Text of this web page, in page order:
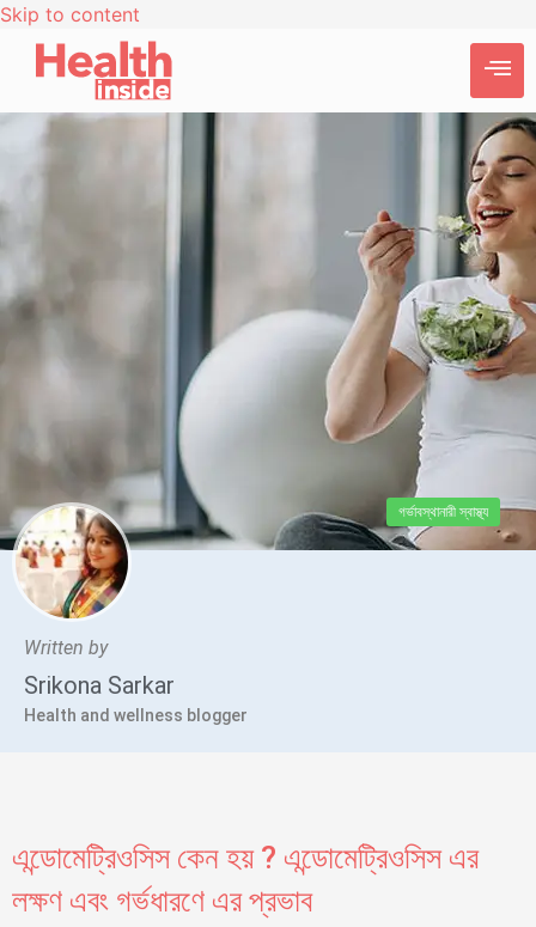
Skip to content
গর্ভাবস্থানারী স্বাস্থ্য
Written by
Srikona Sarkar
Health and wellness blogger
এন্ডোমেট্রিওসিস কেন হয় ? এন্ডোমেট্রিওসিস এর
লক্ষণ এবং গর্ভধারণে এর প্রভাব